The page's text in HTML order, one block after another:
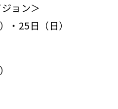
ョン＞
・25日（日）